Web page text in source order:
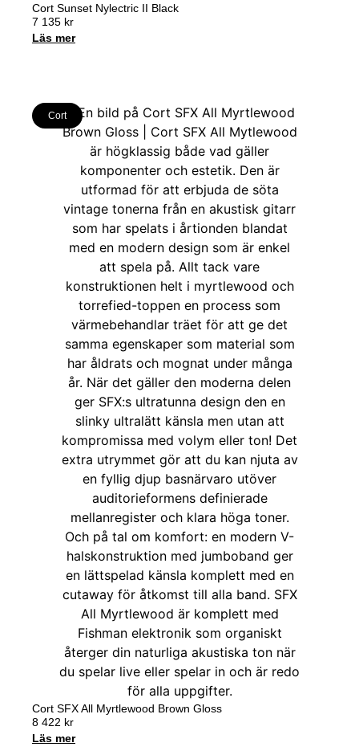
Cort Sunset Nylectric II Black
7 135 kr
Läs mer
Cort
Cort SFX All Myrtlewood Brown Gloss
8 422 kr
Läs mer